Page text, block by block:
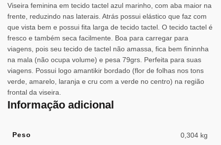
Viseira feminina em tecido tactel azul marinho, com aba maior na
frente, reduzindo nas laterais. Atrás possui elástico que faz com
que vista bem e possui fita larga de tecido tactel. O tecido tactel é
fresco e também seca facilmente. Boa para carregar para
viagens, pois seu tecido de tactel não amassa, fica bem fininnha
na mala (não ocupa volume) e pesa 79grs. Perfeita para suas
viagens. Possui logo amantikir bordado (flor de folhas nos tons
verde, amarelo, laranja e cru com a verde no centro) na região
frontal da viseira.
Informação adicional
Peso 0,304 kg